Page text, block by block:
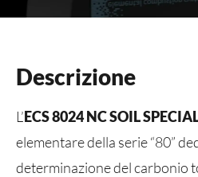
Descrizione
L’ECS 8024 NC SOIL
elementare della serie “80”
determinazione del carbonio